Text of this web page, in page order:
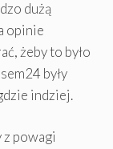
dużą
opinie
żeby to było
były
indziej.
powagi